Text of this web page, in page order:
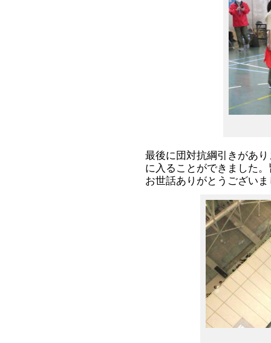
最後に団対抗綱引きがあ
に入ることができました
お世話ありがとうござい